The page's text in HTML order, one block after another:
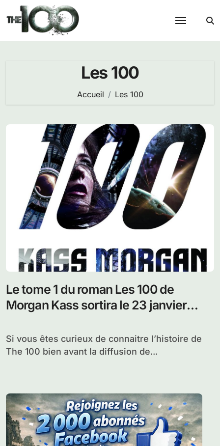
Passer
au
contenu
Les 100
Accueil Les 100
Le tome 1 du roman Les 100 de
Morgan Kass sortira le 23 janvier
Si vous êtes curieux de connaitre l’histoire de
The 100 bien avant la diffusion de...